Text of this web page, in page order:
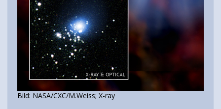
Bild: NASA/CXC/M.Weiss; X-ray